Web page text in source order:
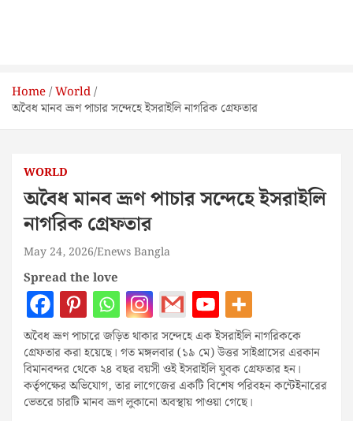
Home World
অবৈধ মানব ভ্রূণ পাচার সন্দেহে ইসরাইলি নাগরিক গ্রেফতার
WORLD
অবৈধ মানব ভ্রূণ পাচার সন্দেহে ইসরাইলি
নাগরিক গ্রেফতার
May 24, 2026 Enews Bangla
Spread the love
অবৈধ ভ্রূণ পাচারে জড়িত থাকার সন্দেহে এক ইসরাইলি নাগরিককে
গ্রেফতার করা হয়েছে। গত মঙ্গলবার (১৯ মে) উত্তর সাইপ্রাসের এরকান
বিমানবন্দর থেকে ২৪ বছর বয়সী ওই ইসরাইলি যুবক গ্রেফতার হন।
কর্তৃপক্ষের অভিযোগ, তার লাগেজের একটি বিশেষ পরিবহন কন্টেইনারের
ভেতরে চারটি মানব ভ্রূণ লুকানো অবস্থায় পাওয়া গেছে।